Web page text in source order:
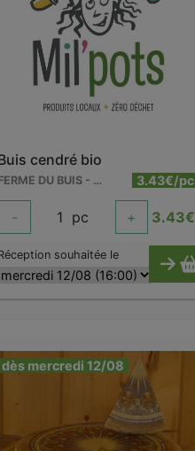
cendré bio
FERME DU BUIS - BARRY 3.43€/pc
- 1 pc + 3.43€
souhaitée le
dès mercredi 12/08